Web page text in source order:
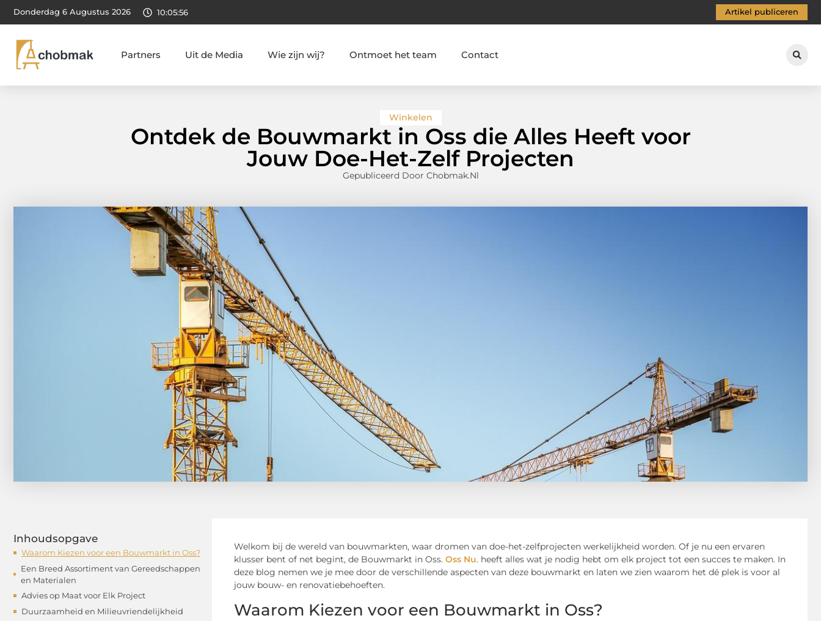
Donderdag 6 Augustus 2026 10:05:57 Artikel publiceren
Partners Uit de Media Wie zijn wij? Ontmoet het team Contact
Winkelen
Ontdek de Bouwmarkt in Oss die Alles Heeft voor
Jouw Doe-Het-Zelf Projecten
Gepubliceerd Door Chobmak.nl
Inhoudsopgave
Waarom Kiezen voor een Bouwmarkt in Oss?
Een Breed Assortiment van Gereedschappen
en Materialen
Advies op Maat voor Elk Project
Duurzaamheid en Milieuvriendelijkheid
Welkom bij de wereld van bouwmarkten, waar dromen van doe-het-zelfprojecten werkelijkheid worden. Of je nu een ervaren
klusser bent of net begint, de Bouwmarkt in Oss. Oss Nu. heeft alles wat je nodig hebt om elk project tot een succes te maken. In
deze blog nemen we je mee door de verschillende aspecten van deze bouwmarkt en laten we zien waarom het dé plek is voor al
jouw bouw- en renovatiebehoeften.
Waarom Kiezen voor een Bouwmarkt in Oss?